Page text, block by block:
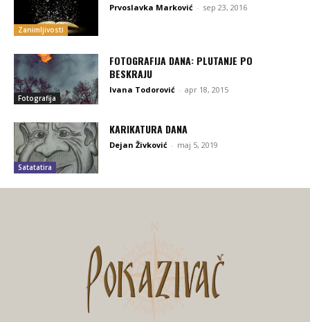
Zanimljivosti
Prvoslavka Marković - sep 23, 2016
Fotografija
FOTOGRAFIJA DANA: PLUTANJE PO
BESKRAJU
Ivana Todorović - apr 18, 2015
Satatatira
KARIKATURA DANA
Dejan Živković - maj 5, 2019